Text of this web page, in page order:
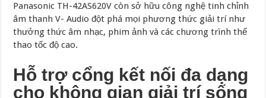
Panasonic TH-42AS620V còn sở hữu công nghệ tinh chỉnh
âm thanh V- Audio đột phá mọi phương thức giải trí như
thưởng thức âm nhạc, phim ảnh và các chương trình thể
thao tốc độ cao.
Hỗ trợ cổng kết nối đa dạng
cho không gian giải trí sống